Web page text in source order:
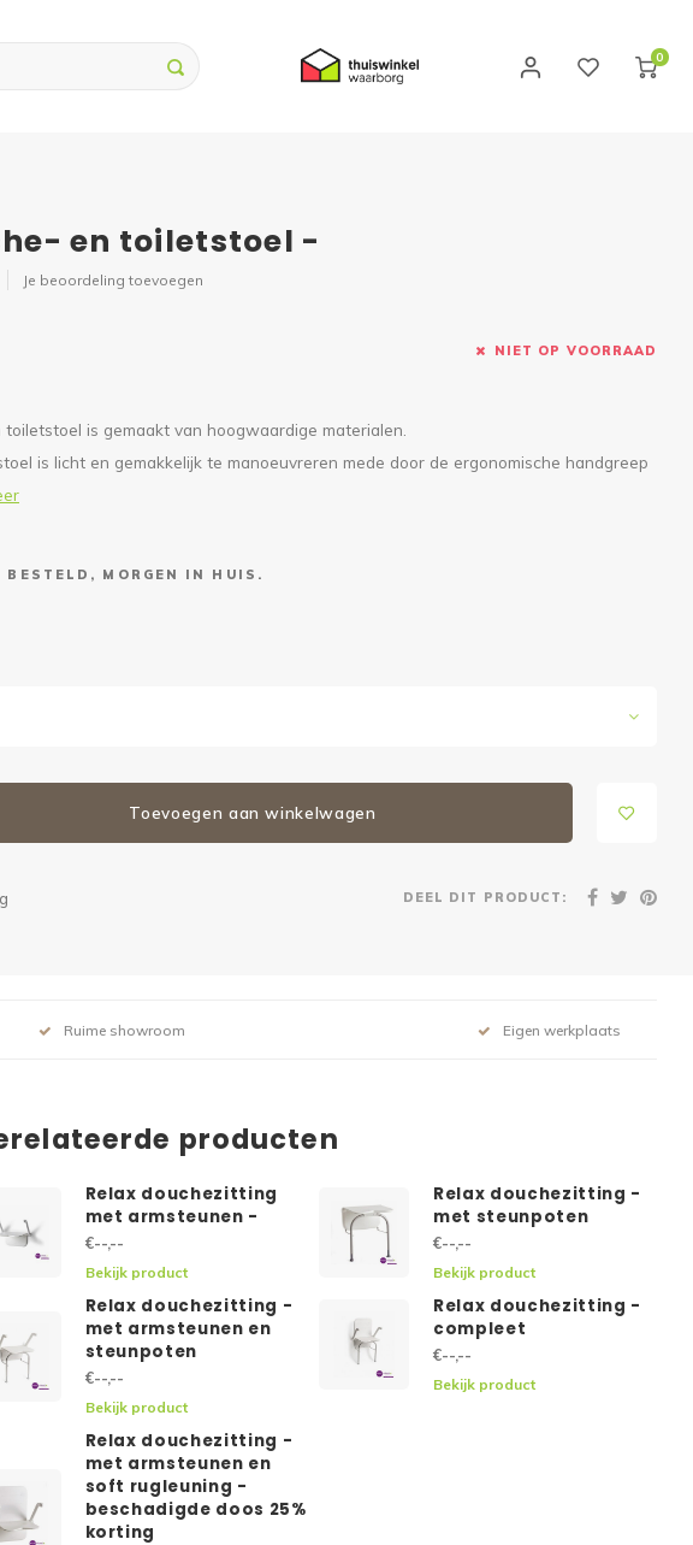
0
en toiletstoel -
Je beoordeling toevoegen
NIET OP VOORRAAD
is gemaakt van hoogwaardige materialen.
is licht en gemakkelijk te manoeuvreren mede door de ergonomische handgreep
BESTELD, MORGEN IN HUIS.
Toevoegen aan winkelwagen
DEEL DIT PRODUCT:
Ruime showroom Eigen werkplaats
producten
Relax douchezitting
met armsteunen -
€--,--
Bekijk product
Relax douchezitting -
met steunpoten
€--,--
Bekijk product
Relax douchezitting -
met armsteunen en
steunpoten
€--,--
Bekijk product
Relax douchezitting -
compleet
€--,--
Bekijk product
Relax douchezitting -
met armsteunen en
soft rugleuning -
beschadigde doos 25%
korting